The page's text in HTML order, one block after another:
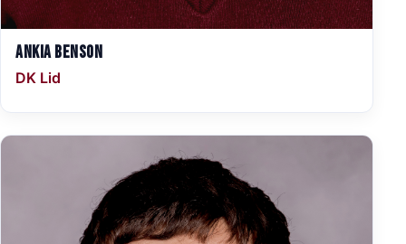
Ankia Benson
DK Lid